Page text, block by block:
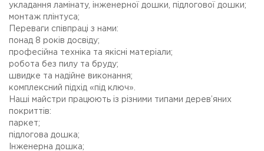
укладання ламінату, інженерної дошки, підлогової дошки;
монтаж плінтуса;
Переваги співпраці з нами:
понад 8 років досвіду;
професійна техніка та якісні матеріали;
робота без пилу та бруду;
швидке та надійне виконання;
комплексний підхід «під ключ».
Наші майстри працюють із різними типами дерев’яних
покриттів:
паркет;
підлогова дошка;
Інженерна дошка;